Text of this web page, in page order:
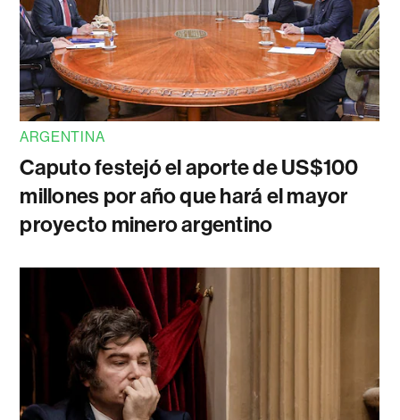
ARGENTINA
Caputo festejó el aporte de US$100
millones por año que hará el mayor
proyecto minero argentino